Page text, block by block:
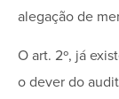
alegação de
O art. 2º, já
o dever do